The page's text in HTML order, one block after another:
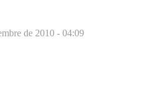
de 2010 - 04:09